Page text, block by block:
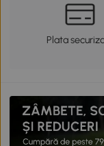
Plata